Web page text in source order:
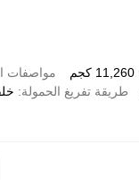
11,260 كجم مواصفات
طريقة تفريغ الحمولة